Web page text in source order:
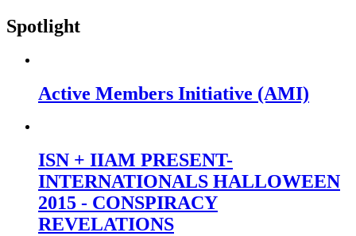
Spotlight
Active Members Initiative (AMI)
ISN + IIAM PRESENT-
INTERNATIONALS HALLOWEEN
2015 - CONSPIRACY
REVELATIONS